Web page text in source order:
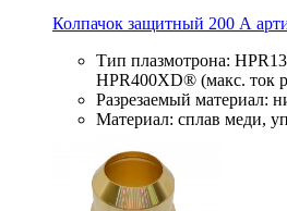
Колпачок защитный 200 А
Тип плазмотрона:
HPR400XD® (макс. ток
Разрезаемый материал:
Материал: сплав меди,